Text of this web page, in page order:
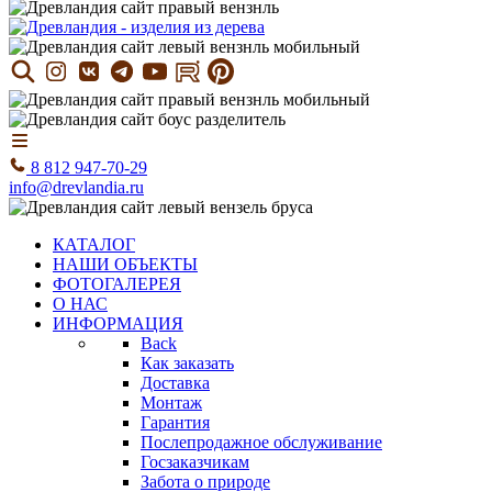
8 812 947-70-29
info@drevlandia.ru
КАТАЛОГ
НАШИ ОБЪЕКТЫ
ФОТОГАЛЕРЕЯ
О НАС
ИНФОРМАЦИЯ
Back
Как заказать
Доставка
Монтаж
Гарантия
Послепродажное обслуживание
Госзаказчикам
Забота о природе